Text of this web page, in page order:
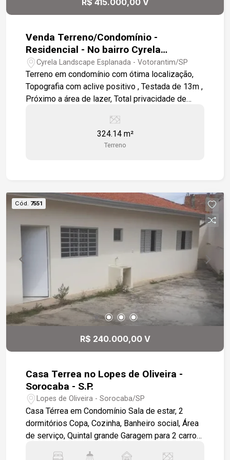
R$ 415.000,00 V
Venda Terreno/Condomínio -
Residencial - No bairro Cyrela
Landscape Esplanada
Cyrela Landscape Esplanada - Votorantim/SP
Terreno em condomínio com ótima localização,
Topografia com aclive positivo , Testada de 13m ,
Próximo a área de lazer, Total privacidade de
Rodovia João Leme dos Santos.
324.14 m²
Terreno
Cód. 7551
R$ 240.000,00 V
Casa Terrea no Lopes de Oliveira -
Sorocaba - S.P.
Lopes de Oliveira - Sorocaba/SP
Casa Térrea em Condomínio Sala de estar, 2
dormitórios Copa, Cozinha, Banheiro social, Área
de serviço, Quintal grande Garagem para 2 carros.